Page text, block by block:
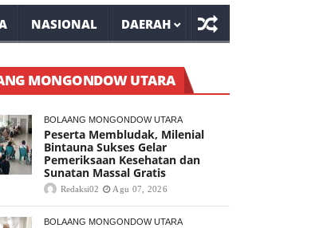
NASIONAL DAERAH
MONGONDOW UTARA
BOLAANG MONGONDOW UTARA
Peserta Membludak, Milenial
Bintauna Sukses Gelar
Pemeriksaan Kesehatan dan
Sunatan Massal Gratis
Redaksi02 Agu 07, 2026
BOLAANG MONGONDOW UTARA